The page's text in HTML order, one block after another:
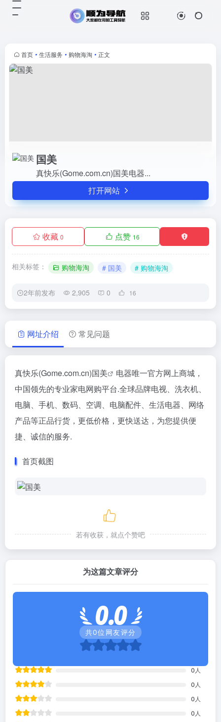
首页 • 生活服务 • 购物海淘 • 正文
国美
真快乐(Gome.com.cn)国美电器...
打开网站
收藏 0 点赞 16
相关标签： 购物海淘 # 国美 # 购物海淘
2年前发布 2,905 0 16
网址介绍 常见问题
真快乐(Gome.com.cn)国美
电器唯一官方网上商城，
中国领先的专业家电网购平台.全球品牌电视、洗衣机、
电脑、手机、数码、空调、电脑配件、生活电器、网络
产品等正品行货，更低价格，更快送达，为您提供便
捷、诚信的服务.
首页截图
若有收获，就点个赞吧
为这篇文章评分
0.0
共0位网友评分
0 人
0 人
0 人
0 人